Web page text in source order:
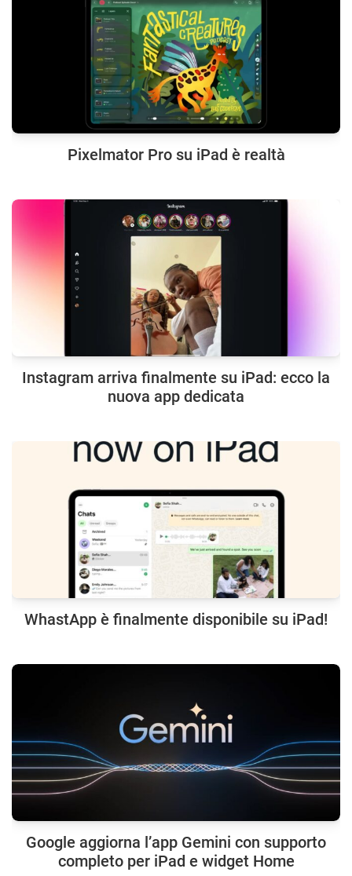
Pixelmator Pro su iPad è realtà
Instagram arriva finalmente su iPad: ecco la
nuova app dedicata
WhastApp è finalmente disponibile su iPad!
Google aggiorna l’app Gemini con supporto
completo per iPad e widget Home